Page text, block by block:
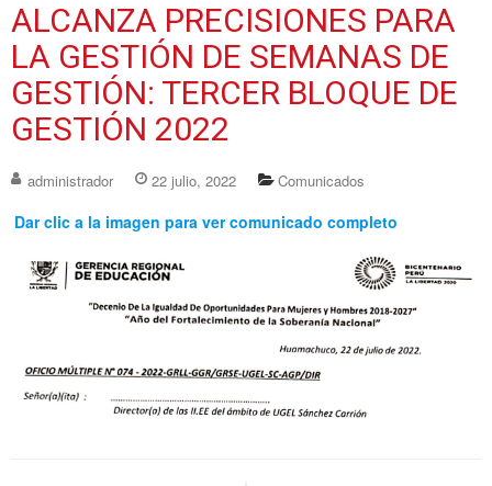
ALCANZA PRECISIONES PARA
LA GESTIÓN DE SEMANAS DE
GESTIÓN: TERCER BLOQUE DE
GESTIÓN 2022
administrador 22 julio, 2022 Comunicados
Dar clic a la imagen para ver comunicado completo